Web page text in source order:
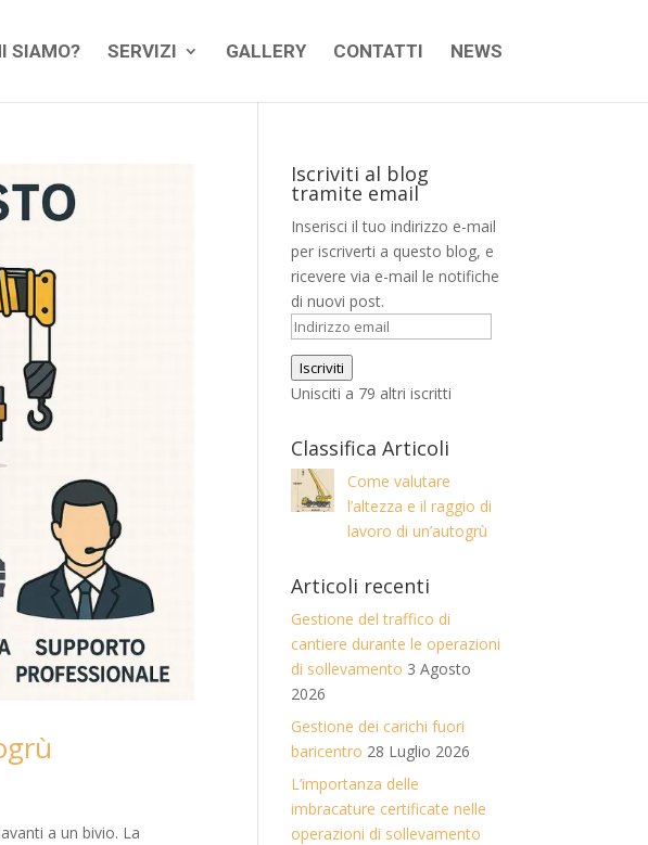
SIAMO? SERVIZI GALLERY CONTATTI NEWS
a un bivio. La
Iscriviti al blog
tramite email
Inserisci il tuo indirizzo e-mail
per iscriverti a questo blog, e
ricevere via e-mail le notifiche
di nuovi post.
Indirizzo
email
Iscriviti
Unisciti a 79 altri iscritti
Classifica Articoli
Come valutare
l’altezza e il raggio di
lavoro di un’autogrù
Articoli recenti
Gestione del traffico di
cantiere durante le operazioni
di sollevamento 3 Agosto
2026
Gestione dei carichi fuori
baricentro 28 Luglio 2026
L’importanza delle
imbracature certificate nelle
operazioni di sollevamento